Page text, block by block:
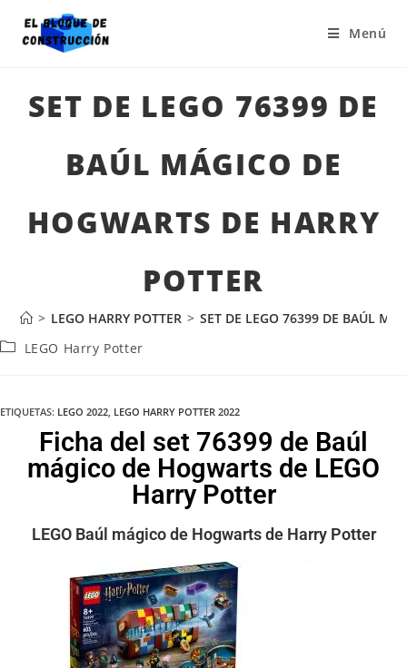
Menú
SET DE LEGO 76399 DE
BAÚL MÁGICO DE
HOGWARTS DE HARRY
POTTER
> LEGO HARRY POTTER > SET DE LEGO 76399 DE BAÚL
LEGO Harry Potter
ETIQUETAS: LEGO 2022, LEGO HARRY POTTER 2022
Ficha del set 76399 de Baúl
mágico de Hogwarts de LEGO
Harry Potter
LEGO Baúl mágico de Hogwarts de Harry Potter